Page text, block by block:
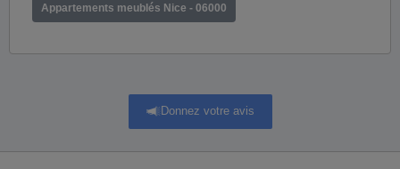
Appartements meublés Nice - 06000
Donnez votre avis